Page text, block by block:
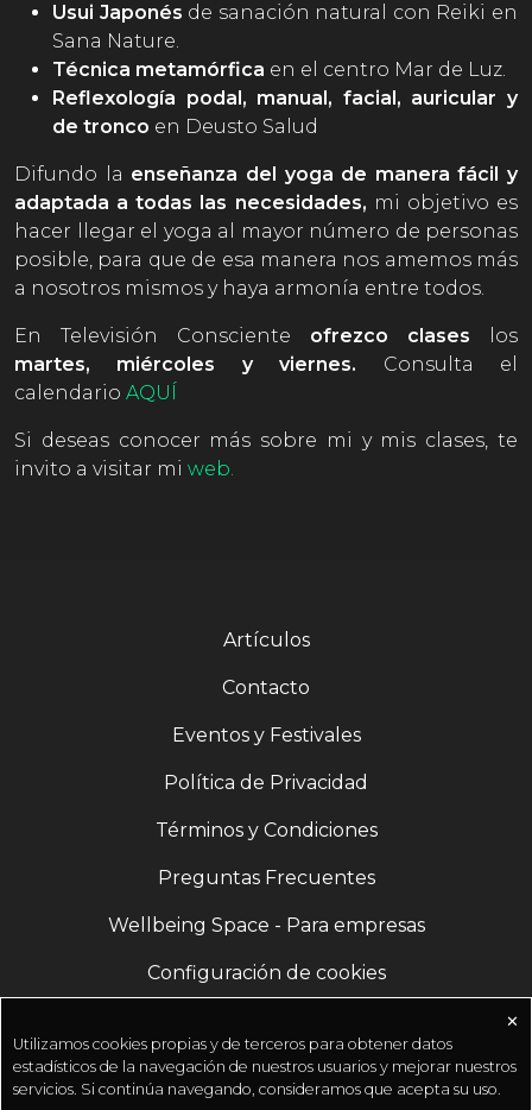
Usui Japonés de sanación natural con Reiki en
Sana Nature.
Técnica metamórfica en el centro Mar de Luz.
Reflexología podal, manual, facial, auricular y
de tronco en Deusto Salud
Difundo la enseñanza del yoga de manera fácil y
adaptada a todas las necesidades, mi objetivo es
hacer llegar el yoga al mayor número de personas
posible, para que de esa manera nos amemos más
a nosotros mismos y haya armonía entre todos.
En Televisión Consciente ofrezco clases los
martes, miércoles y viernes. Consulta el
calendario AQUÍ
Si deseas conocer más sobre mi y mis clases, te
invito a visitar mi web.
Artículos
Contacto
Eventos y Festivales
Política de Privacidad
Términos y Condiciones
Preguntas Frecuentes
Wellbeing Space - Para empresas
Configuración de cookies
✕
Utilizamos cookies propias y de terceros para obtener datos
estadísticos de la navegación de nuestros usuarios y mejorar nuestros
servicios. Si continúa navegando, consideramos que acepta su uso.